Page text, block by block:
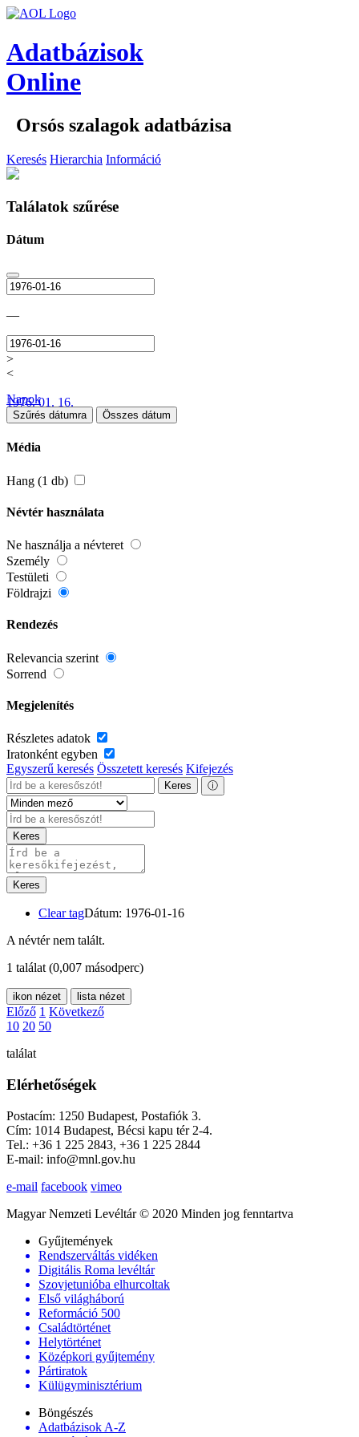
Adatbázisok
Online
Orsós szalagok adatbázisa
Keresés Hierarchia Információ
Találatok szűrése
Dátum
—
>
<
1976. 01. 16.
Napok
Szűrés dátumra Összes dátum
Média
Hang (1 db)
Névtér használata
Ne használja a névteret
Személy
Testületi
Földrajzi
Rendezés
Relevancia szerint
Sorrend
Megjelenítés
Részletes adatok
Iratonként egyben
Egyszerű keresés Összetett keresés Kifejezés
Keres ⓘ
Keres
Keres
Clear tagDátum: 1976-01-16
A névtér nem talált.
1 találat (0,007 másodperc)
ikon nézet lista nézet
Előző 1 Következő
10 20 50
találat
Elérhetőségek
Postacím: 1250 Budapest, Postafiók 3.
Cím: 1014 Budapest, Bécsi kapu tér 2-4.
Tel.: +36 1 225 2843, +36 1 225 2844
E-mail: info@mnl.gov.hu
e-mail facebook vimeo
Magyar Nemzeti Levéltár © 2020 Minden jog fenntartva
Gyűjtemények
Rendszerváltás vidéken
Digitális Roma levéltár
Szovjetunióba elhurcoltak
Első világháború
Reformáció 500
Családtörténet
Helytörténet
Középkori gyűjtemény
Pártiratok
Külügyminisztérium
Böngészés
Adatbázisok A-Z